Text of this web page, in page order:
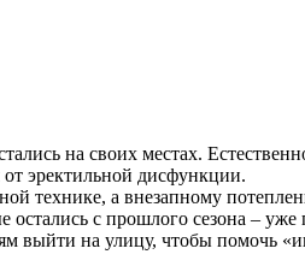
на своих местах.
от эректильной дисфункции.
технике, а внезапному
с прошлого сезона –
выйти на улицу, чтобы помочь